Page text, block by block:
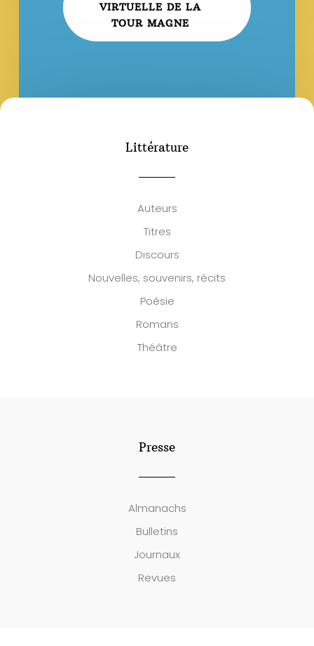
VIRTUELLE DE LA
TOUR MAGNE
Littérature
Auteurs
Titres
Discours
Nouvelles, souvenirs, récits
Poésie
Romans
Théâtre
Presse
Almanachs
Bulletins
Journaux
Revues